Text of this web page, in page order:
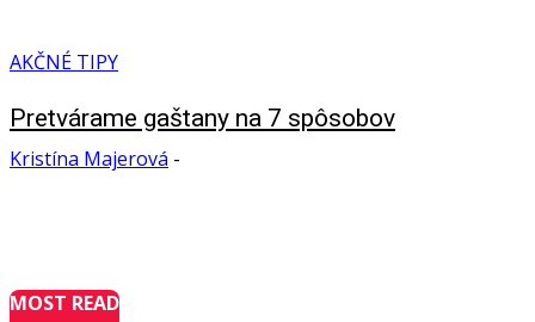
AKČNÉ TIPY
Pretvárame gaštany na 7 spôsobov
Kristína Majerová -
MOST READ